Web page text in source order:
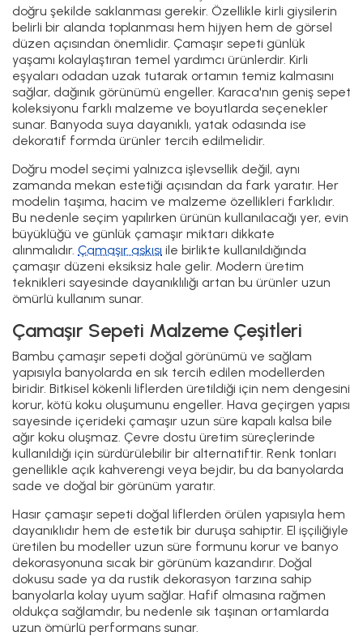
doğru şekilde saklanması gerekir. Özellikle kirli giysilerin
belirli bir alanda toplanması hem hijyen hem de görsel
düzen açısından önemlidir. Çamaşır sepeti günlük
yaşamı kolaylaştıran temel yardımcı ürünlerdir. Kirli
eşyaları odadan uzak tutarak ortamın temiz kalmasını
sağlar, dağınık görünümü engeller. Karaca'nın geniş sepet
koleksiyonu farklı malzeme ve boyutlarda seçenekler
sunar. Banyoda suya dayanıklı, yatak odasında ise
dekoratif formda ürünler tercih edilmelidir.
Doğru model seçimi yalnızca işlevsellik değil, aynı
zamanda mekan estetiği açısından da fark yaratır. Her
modelin taşıma, hacim ve malzeme özellikleri farklıdır.
Bu nedenle seçim yapılırken ürünün kullanılacağı yer, evin
büyüklüğü ve günlük çamaşır miktarı dikkate
alınmalıdır. Çamaşır askısı ile birlikte kullanıldığında
çamaşır düzeni eksiksiz hale gelir. Modern üretim
teknikleri sayesinde dayanıklılığı artan bu ürünler uzun
ömürlü kullanım sunar.
Çamaşır Sepeti Malzeme Çeşitleri
Bambu çamaşır sepeti doğal görünümü ve sağlam
yapısıyla banyolarda en sık tercih edilen modellerden
biridir. Bitkisel kökenli liflerden üretildiği için nem dengesini
korur, kötü koku oluşumunu engeller. Hava geçirgen yapısı
sayesinde içerideki çamaşır uzun süre kapalı kalsa bile
ağır koku oluşmaz. Çevre dostu üretim süreçlerinde
kullanıldığı için sürdürülebilir bir alternatiftir. Renk tonları
genellikle açık kahverengi veya bejdir, bu da banyolarda
sade ve doğal bir görünüm yaratır.
Hasır çamaşır sepeti doğal liflerden örülen yapısıyla hem
dayanıklıdır hem de estetik bir duruşa sahiptir. El işçiliğiyle
üretilen bu modeller uzun süre formunu korur ve banyo
dekorasyonuna sıcak bir görünüm kazandırır. Doğal
dokusu sade ya da rustik dekorasyon tarzına sahip
banyolarla kolay uyum sağlar. Hafif olmasına rağmen
oldukça sağlamdır, bu nedenle sık taşınan ortamlarda
uzun ömürlü performans sunar.